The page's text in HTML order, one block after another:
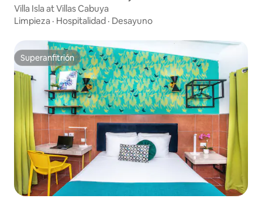
Villa Isla at Villas Cabuya
Limpieza · Hospitalidad · Desayuno
Superanfitrión
Superanfitrión